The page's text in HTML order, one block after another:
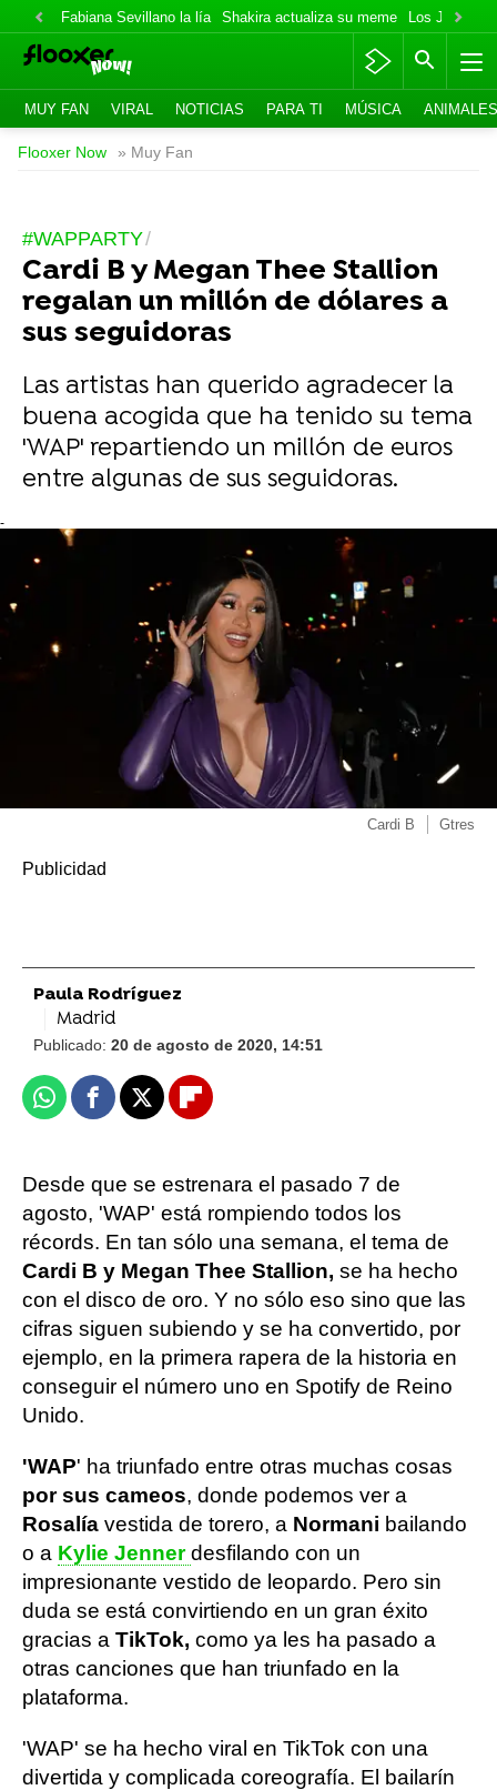
Fabiana Sevillano la lía Shakira actualiza su meme Los Jonas
MUY FAN VIRAL NOTICIAS PARA TI MÚSICA ANIMALES
Flooxer Now » Muy Fan
#WAPPARTY
Cardi B y Megan Thee Stallion
regalan un millón de dólares a
sus seguidoras
Las artistas han querido agradecer la
buena acogida que ha tenido su tema
'WAP' repartiendo un millón de euros
entre algunas de sus seguidoras.
-
Cardi B Gtres
Paula Rodríguez
Madrid
Publicado: 20 de agosto de 2020, 14:51
WhatsappFacebook
X Flipboard
Desde que se estrenara el pasado 7 de
agosto, 'WAP' está rompiendo todos los
récords. En tan sólo una semana, el tema de
Cardi B y Megan Thee Stallion, se ha hecho
con el disco de oro. Y no sólo eso sino que las
cifras siguen subiendo y se ha convertido, por
ejemplo, en la primera rapera de la historia en
conseguir el número uno en Spotify de Reino
Unido.
'WAP' ha triunfado entre otras muchas cosas
por sus cameos, donde podemos ver a
Rosalía vestida de torero, a Normani bailando
o a Kylie Jenner desfilando con un
impresionante vestido de leopardo. Pero sin
duda se está convirtiendo en un gran éxito
gracias a TikTok, como ya les ha pasado a
otras canciones que han triunfado en la
plataforma.
'WAP' se ha hecho viral en TikTok con una
divertida y complicada coreografía. El bailarín